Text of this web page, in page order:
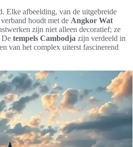
Elke afbeelding, van de uitgebreide
houdt met de Angkor Wat
zijn niet alleen decoratief; ze
De tempels Cambodja zijn verdeeld in
van het complex uiterst fascinerend